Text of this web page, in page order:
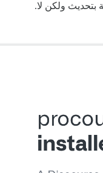
بتحديث ولكن لا.